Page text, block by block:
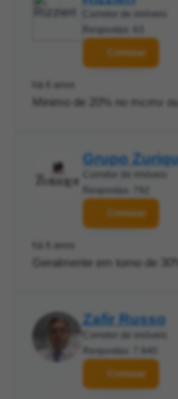
Corretor de imóveis
Respostas: 63
Contatar
há 6 anos
Minimo de 20% no mcmv
Grupo
Corretor de imóveis
Respostas: 792
Contatar
há 6 anos
Geralmente em torno de 30%
Zafir Russo
Corretor de imóveis
Respostas: 7.840
Contatar